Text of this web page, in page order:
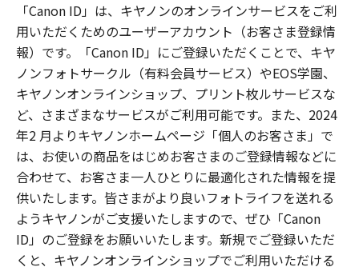
「Canon ID」は、キヤノンのオンラインサービスをご利
用いただくためのユーザーアカウント（お客さま登録情
報）です。「Canon ID」にご登録いただくことで、キヤ
ノンフォトサークル（有料会員サービス）やEOS学園、
キヤノンオンラインショップ、プリント枚ルサービスな
ど、さまざまなサービスがご利用可能です。また、2024
年2 月よりキヤノンホームページ「個人のお客さま」で
は、お使いの商品をはじめお客さまのご登録情報などに
合わせて、お客さま一人ひとりに最適化された情報を提
供いたします。皆さまがより良いフォトライフを送れる
ようキヤノンがご支援いたしますので、ぜひ「Canon
ID」のご登録をお願いいたします。新規でご登録いただ
くと、キヤノンオンラインショップでご利用いただける